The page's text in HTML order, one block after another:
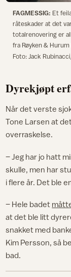
FAGMESSIG: Et
råteskader at det
totalrenovering er
fra Røyken &
Foto: Jack
Dyrekjøpt
Når det verste
Tone Larsen at
overraskelse.
– Jeg har jo hatt
skulle, men har
i flere år. Det ble
– Hele badet
at det ble litt
snakket med
Kim Persson, så
bad.